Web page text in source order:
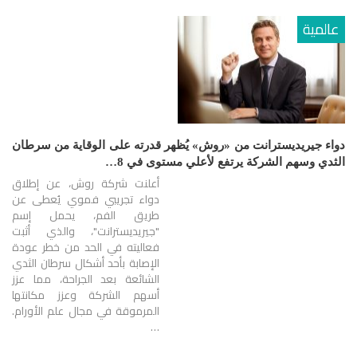
عالمية
دواء جيريديسترانت من «روش» يُظهر قدرته على الوقاية من سرطان
الثدي وسهم الشركة يرتفع لأعلي مستوى في 8…
أعلنت شركة روش، عن إطلاق
دواء تجريبي فموي يُعطى عن
طريق الفم، يحمل إسم
"جيريديسترانت"، والذي أثبت
فعاليته في الحد من خطر عودة
الإصابة بأحد أشكال سرطان الثدي
الشائعة بعد الجراحة، مما عزز
أسهم الشركة وعزز مكانتها
المرموقة في مجال علم الأورام.
…